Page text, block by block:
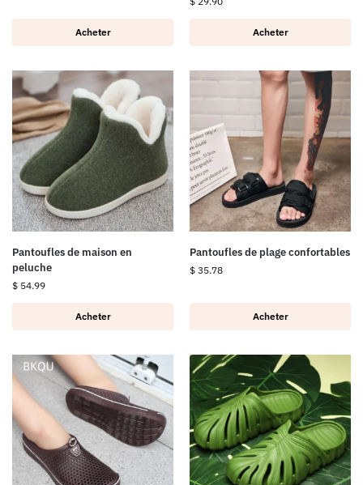
Acheter Acheter
Pantoufles de maison en
peluche
$ 54.99
Acheter
Pantoufles de plage confortables
$ 35.78
Acheter